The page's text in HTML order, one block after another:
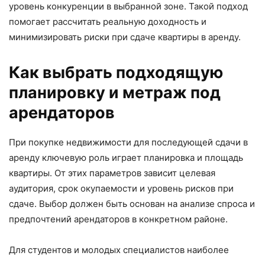
уровень конкуренции в выбранной зоне. Такой подход
помогает рассчитать реальную доходность и
минимизировать риски при сдаче квартиры в аренду.
Как выбрать подходящую
планировку и метраж под
арендаторов
При покупке недвижимости для последующей сдачи в
аренду ключевую роль играет планировка и площадь
квартиры. От этих параметров зависит целевая
аудитория, срок окупаемости и уровень рисков при
сдаче. Выбор должен быть основан на анализе спроса и
предпочтений арендаторов в конкретном районе.
Для студентов и молодых специалистов наиболее